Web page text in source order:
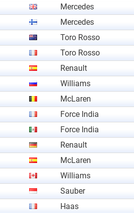
Mercedes
Mercedes
Toro Rosso
Toro Rosso
Renault
Williams
McLaren
Force India
Force India
Renault
McLaren
Williams
Sauber
Haas